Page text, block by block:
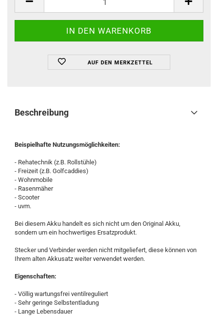
AUF DEN MERKZETTEL
Beschreibung
Beispielhafte Nutzungsmöglichkeiten:
- Rehatechnik (z.B. Rollstühle)
- Freizeit (z.B. Golfcaddies)
- Wohnmobile
- Rasenmäher
- Scooter
- uvm.
Bei diesem Akku handelt es sich nicht um den Original Akku,
sondern um ein hochwertiges Ersatzprodukt.
Stecker und Verbinder werden nicht mitgeliefert, diese können von
Ihrem alten Akkusatz weiter verwendet werden.
Eigenschaften:
- Völlig wartungsfrei ventilreguliert
- Sehr geringe Selbstentladung
- Lange Lebensdauer